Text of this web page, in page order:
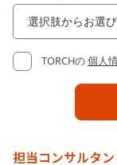
TORCHの個人
担当コンサルタン